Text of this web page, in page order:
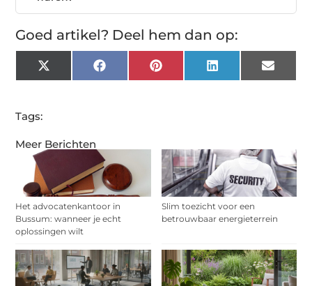
Meer Berichten
Het advocatenkantoor in
Bussum: wanneer je echt
oplossingen wilt
Slim toezicht voor een
betrouwbaar energieterrein
Goed artikel? Deel hem dan op:
X
(Twitter)
Facebook Pinterest LinkedIn Email
Tags: